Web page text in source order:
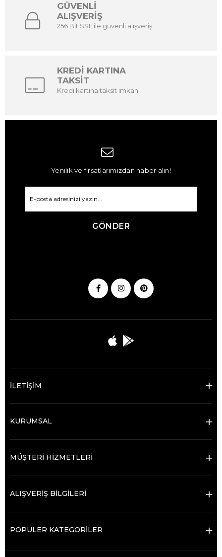
GÜVENLİ
ALIŞVERİŞ
256 Bit SSL ile güvenli alışveriş
KREDİ KARTINA
TAKSİT
Kredi kartına taksit imkanı
Yenilik ve fırsatlarımızdan haber alın!
GÖNDER
İLETİŞİM
KURUMSAL
MÜŞTERİ HİZMETLERİ
ALIŞVERİŞ BİLGİLERİ
POPÜLER KATEGORİLER